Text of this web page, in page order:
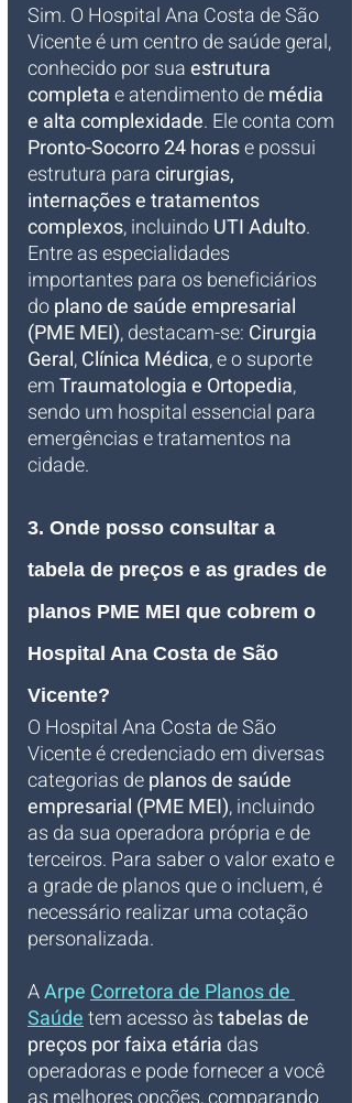
Sim. O Hospital Ana Costa de São
Vicente é um centro de saúde geral,
conhecido por sua estrutura
completa e atendimento de média
e alta complexidade. Ele conta com
Pronto-Socorro 24 horas e possui
estrutura para cirurgias,
internações e tratamentos
complexos, incluindo UTI Adulto.
Entre as especialidades
importantes para os beneficiários
do plano de saúde empresarial
(PME MEI), destacam-se: Cirurgia
Geral, Clínica Médica, e o suporte
em Traumatologia e Ortopedia,
sendo um hospital essencial para
emergências e tratamentos na
cidade.
3. Onde posso consultar a
tabela de preços e as grades de
planos PME MEI que cobrem o
Hospital Ana Costa de São
Vicente?
O Hospital Ana Costa de São
Vicente é credenciado em diversas
categorias de planos de saúde
empresarial (PME MEI), incluindo
as da sua operadora própria e de
terceiros. Para saber o valor exato e
a grade de planos que o incluem, é
necessário realizar uma cotação
personalizada.
A Arpe Corretora de Planos de
Saúde tem acesso às tabelas de
preços por faixa etária das
operadoras e pode fornecer a você